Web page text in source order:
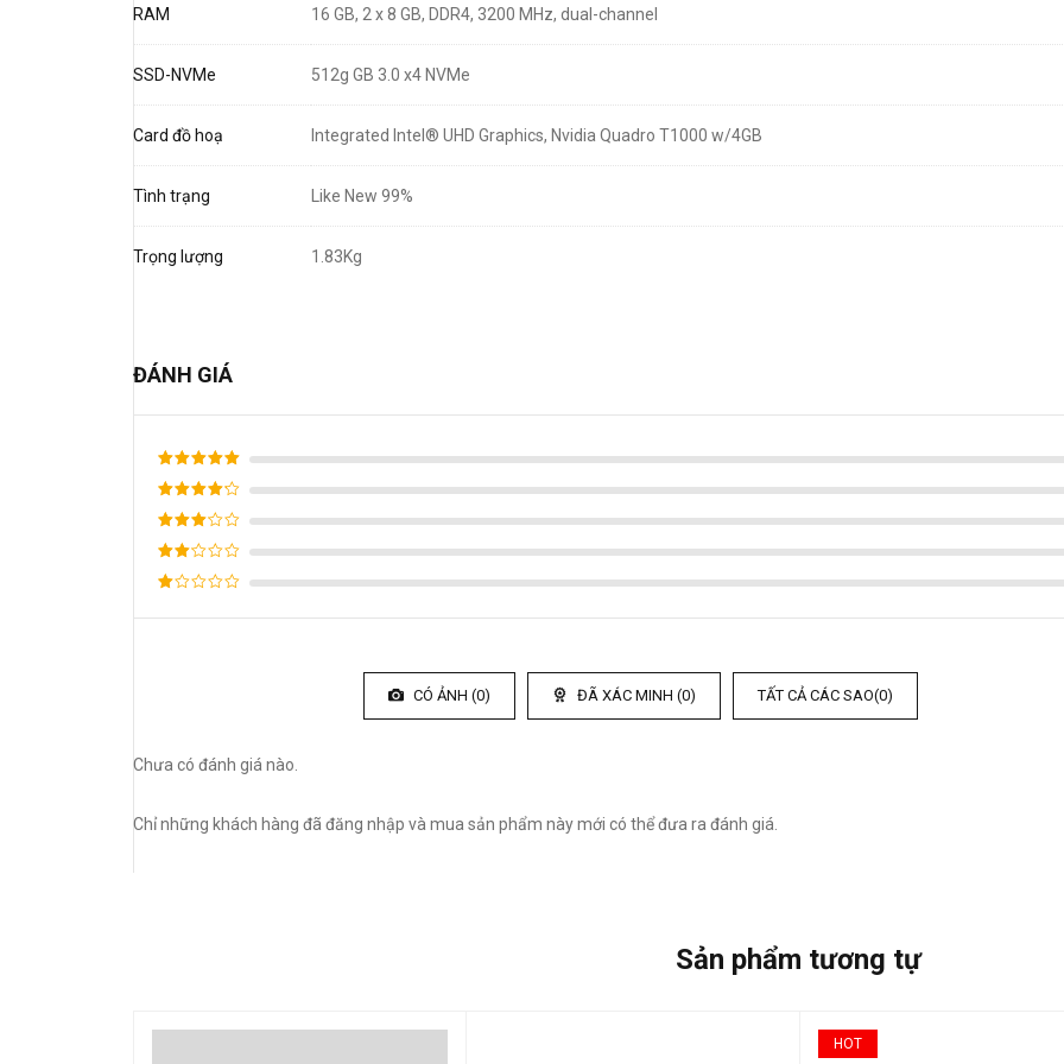
độ mỏng dưới 2cm , chiếc máy này mang đến cảm giác gọn gàng, hiện đại nhưng vẫn bền bỉ nhờ
biểu tượng của sự sang trọng trong giới workstation.
2. Hiệu Năng Mạnh Mẽ, Xử Lý Đa Nhiệm Dễ Dàng
RAM 16 GB, 2 x 8 GB, DDR4, 3200 MHz, dual-channel
SSD-NVMe 512g GB 3.0 x4 NVMe
Card đồ hoạ Integrated Intel® UHD Graphics, Nvidia Quadro T1000 w/4GB
Tình trạng Like New 99%
Trọng lượng 1.83Kg
ĐÁNH GIÁ
Được
xếp hạng
55 sao
Được
xếp
hạng4
5 sao
Được
xếp
hạng
Được
hạng
Được
CÓ ẢNH (0) ĐÃ XÁC MINH (0) TẤT CẢ CÁC SAO(0)
Chưa có đánh giá nào.
Chỉ những khách hàng đã đăng nhập và mua sản phẩm này mới có thể đưa ra đánh giá.
Sản phẩm tương tự
HOT